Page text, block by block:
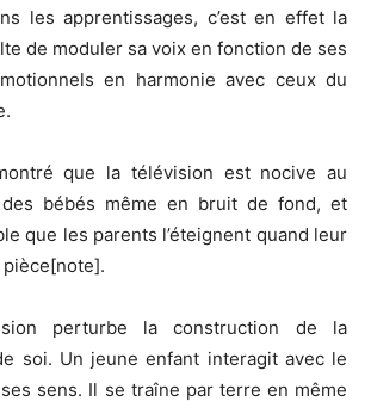
les apprentissages, c’est en effet la
de moduler sa voix en fonction de ses
en harmonie avec ceux du
que la télévision est nocive au
des bébés même en bruit de fond, et
que les parents l’éteignent quand leur
pièce[note].
perturbe la construction de la
soi. Un jeune enfant interagit avec le
sens. Il se traîne par terre en même